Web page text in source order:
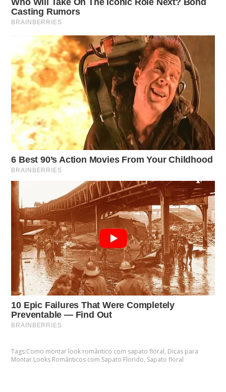
Tags:Como montar look romântico com sapato floral, Dicas para
Montar Looks Românticos com Sapato Florido, Sapato floral